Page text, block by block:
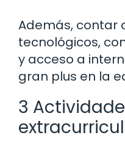
Además, contar
tecnológicos,
y acceso a
gran plus en la
3